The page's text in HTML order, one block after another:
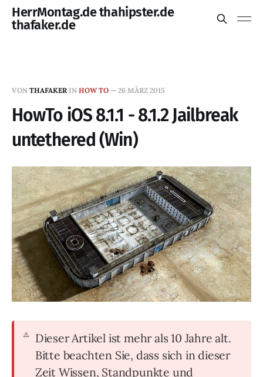
HerrMontag.de thahipster.de
thafaker.de
VON THAFAKER IN HOW TO — 26 MÄRZ 2015
HowTo iOS 8.1.1 - 8.1.2 Jailbreak
untethered (Win)
Dieser Artikel ist mehr als 10 Jahre alt.
Bitte beachten Sie, dass sich in dieser
Zeit Wissen, Standpunkte und